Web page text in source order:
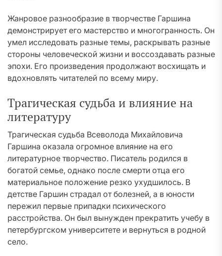
Жанровое разнообразие в творчестве Гаршина
демонстрирует его мастерство и многогранность. Он
умел исследовать разные темы, раскрывать разные
стороны человеческой жизни и воссоздавать разные
эпохи. Его произведения продолжают восхищать и
вдохновлять читателей по всему миру.
Трагическая судьба и влияние на
литературу
Трагическая судьба Всеволода Михайловича
Гаршина оказала огромное влияние на его
литературное творчество. Писатель родился в
богатой семье, однако после смерти отца его
материальное положение резко ухудшилось. В
детстве Гаршин страдал от болезней, а в юности
пережил первые припадки психического
расстройства. Он был вынужден прекратить учебу в
петербургском университете и вернуться в родной
село.